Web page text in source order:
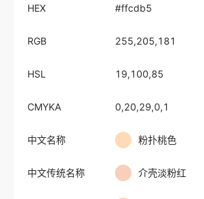
HEX #ffcdb5
RGB 255,205,181
HSL 19,100,85
CMYKA 0,20,29,0,1
中文名称 粉扑桃色
中文传统名称 介壳淡粉红